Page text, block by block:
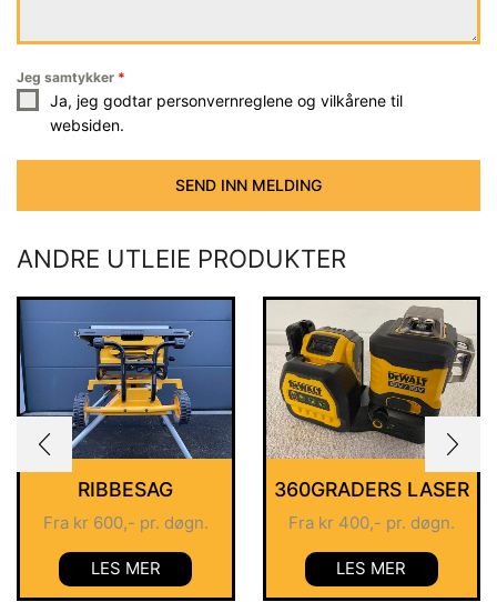
Jeg samtykker *
Ja, jeg godtar personvernreglene og vilkårene til
websiden.
SEND INN MELDING
ANDRE UTLEIE PRODUKTER
RIBBESAG
Fra kr600,- pr. døgn.
LES MER
360GRADERS LASER
Fra kr400,- pr. døgn.
LES MER